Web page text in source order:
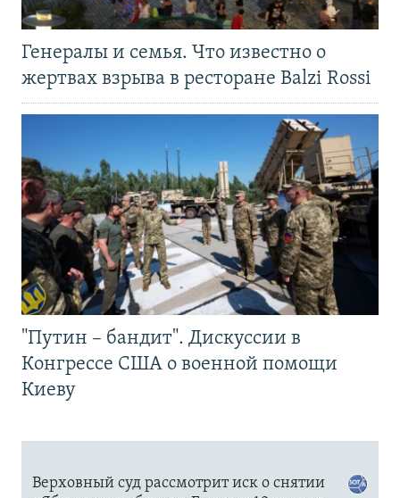
Генералы и семья. Что известно о
жертвах взрыва в ресторане Balzi Rossi
"Путин – бандит". Дискуссии в
Конгрессе США о военной помощи
Киеву